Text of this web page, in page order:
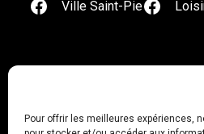
Pour offrir les meilleures expériences,
facebook